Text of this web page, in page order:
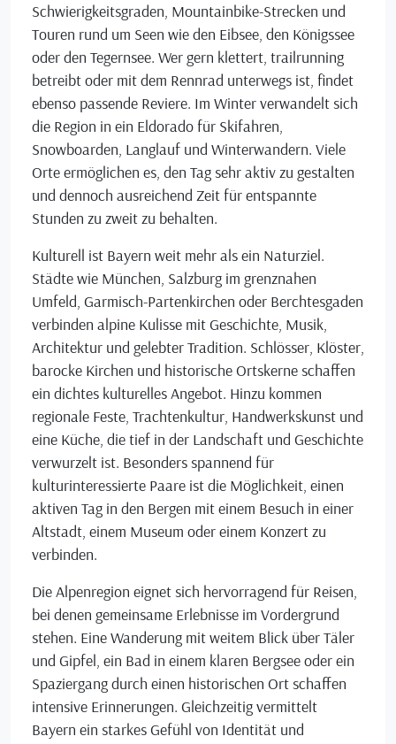
Schwierigkeitsgraden, Mountainbike-Strecken und
Touren rund um Seen wie den Eibsee, den Königssee
oder den Tegernsee. Wer gern klettert, trailrunning
betreibt oder mit dem Rennrad unterwegs ist, findet
ebenso passende Reviere. Im Winter verwandelt sich
die Region in ein Eldorado für Skifahren,
Snowboarden, Langlauf und Winterwandern. Viele
Orte ermöglichen es, den Tag sehr aktiv zu gestalten
und dennoch ausreichend Zeit für entspannte
Stunden zu zweit zu behalten.
Kulturell ist Bayern weit mehr als ein Naturziel.
Städte wie München, Salzburg im grenznahen
Umfeld, Garmisch-Partenkirchen oder Berchtesgaden
verbinden alpine Kulisse mit Geschichte, Musik,
Architektur und gelebter Tradition. Schlösser, Klöster,
barocke Kirchen und historische Ortskerne schaffen
ein dichtes kulturelles Angebot. Hinzu kommen
regionale Feste, Trachtenkultur, Handwerkskunst und
eine Küche, die tief in der Landschaft und Geschichte
verwurzelt ist. Besonders spannend für
kulturinteressierte Paare ist die Möglichkeit, einen
aktiven Tag in den Bergen mit einem Besuch in einer
Altstadt, einem Museum oder einem Konzert zu
verbinden.
Die Alpenregion eignet sich hervorragend für Reisen,
bei denen gemeinsame Erlebnisse im Vordergrund
stehen. Eine Wanderung mit weitem Blick über Täler
und Gipfel, ein Bad in einem klaren Bergsee oder ein
Spaziergang durch einen historischen Ort schaffen
intensive Erinnerungen. Gleichzeitig vermittelt
Bayern ein starkes Gefühl von Identität und